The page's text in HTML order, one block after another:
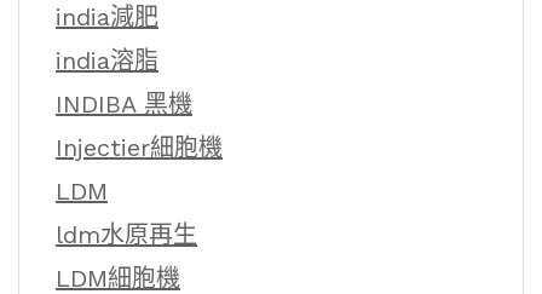
india減肥
india溶脂
INDIBA 黑機
Injectier細胞機
LDM
ldm水原再生
LDM細胞機